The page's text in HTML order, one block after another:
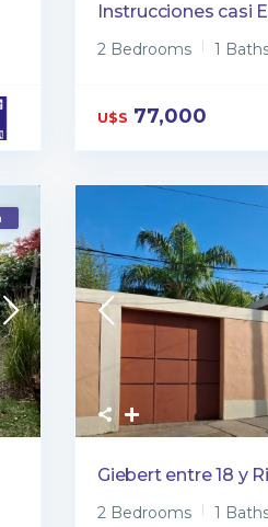
Instrucciones casi
2 Bedrooms 1
U$S 77,000
Giebert entre 18 y
2 Bedrooms 1